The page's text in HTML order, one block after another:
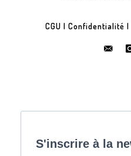
CGU | Confidentialité |